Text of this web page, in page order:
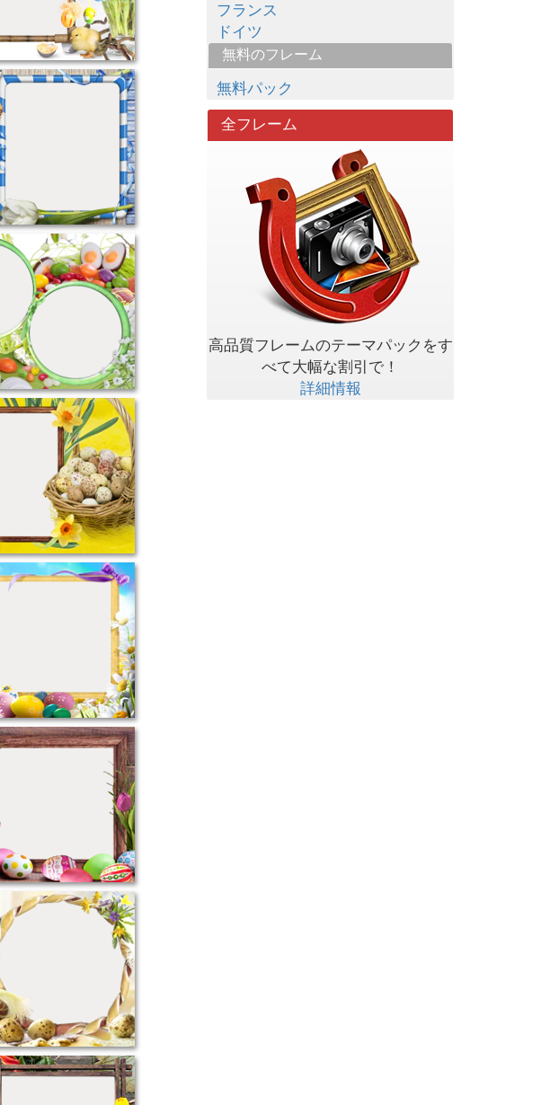
フランス
ドイツ
無料のフレーム
無料パック
全フレーム
高品質フレームのテーマパックをす
べて大幅な割引で！
詳細情報